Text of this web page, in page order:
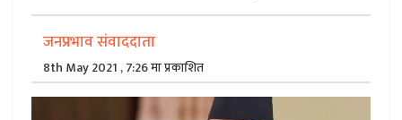
जनप्रभाव संवाददाता
8th May 2021 , 7:26 मा प्रकाशित